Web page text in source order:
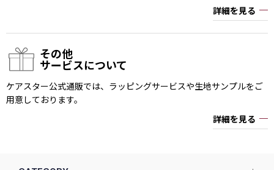
詳細を見る
その他
サービスについて
ケアスター公式通販では、ラッピングサービスや生地サンプルをご
用意しております。
詳細を見る